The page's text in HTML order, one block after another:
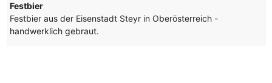
Festbier
Festbier aus der Eisenstadt Steyr in Oberösterreich -
handwerklich gebraut.